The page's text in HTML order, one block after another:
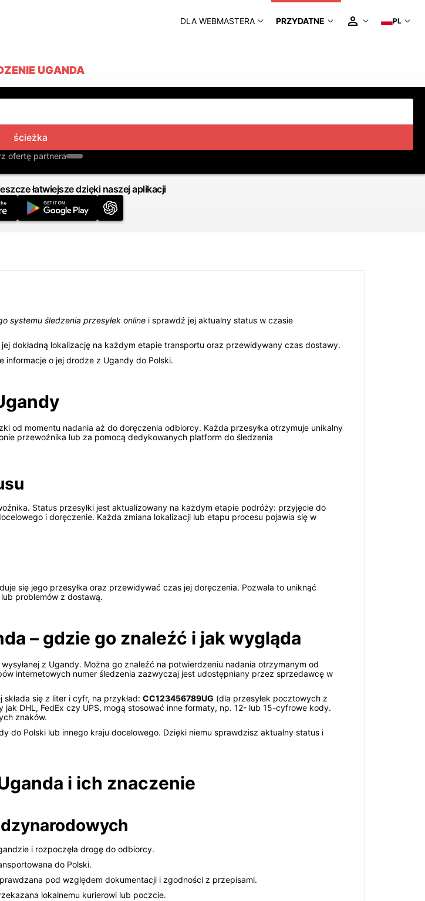
DLA WEBMASTERA PRZYDATNE PL
UGANDA
ścieżka
ofertę partnera
łatwiejsze dzięki naszej aplikacji
systemu śledzenia przesyłek online i sprawdź jej aktualny status w czasie
dokładną lokalizację na każdym etapie transportu oraz przewidywany czas dostawy.
informacje o jej drodze z Ugandy do Polski.
od momentu nadania aż do doręczenia odbiorcy. Każda przesyłka otrzymuje unikalny
przewoźnika lub za pomocą dedykowanych platform do śledzenia
Status przesyłki jest aktualizowany na każdym etapie podróży: przyjęcie do
i doręczenie. Każda zmiana lokalizacji lub etapu procesu pojawia się w
się jego przesyłka oraz przewidywać czas jej doręczenia. Pozwala to uniknąć
problemów z dostawą.
– gdzie go znaleźć i jak wygląda
z Ugandy. Można go znaleźć na potwierdzeniu nadania otrzymanym od
internetowych numer śledzenia zazwyczaj jest udostępniany przez sprzedawcę w
się z liter i cyfr, na przykład: CC123456789UG (dla przesyłek pocztowych z
DHL, FedEx czy UPS, mogą stosować inne formaty, np. 12- lub 15-cyfrowe kody.
znaków.
do Polski lub innego kraju docelowego. Dzięki niemu sprawdzisz aktualny status i
i ich znaczenie
i rozpoczęła drogę do odbiorcy.
do Polski.
pod względem dokumentacji i zgodności z przepisami.
lokalnemu kurierowi lub poczcie.